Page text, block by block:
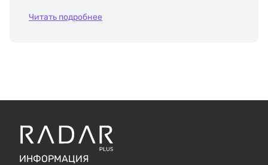
Читать подробнее
ИНФОРМАЦИЯ